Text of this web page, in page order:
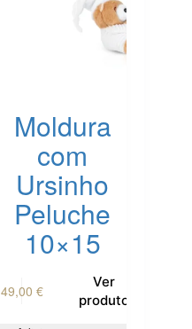
Moldura
com
Ursinho
Peluche
10×15
49,00 €
Ver
produto